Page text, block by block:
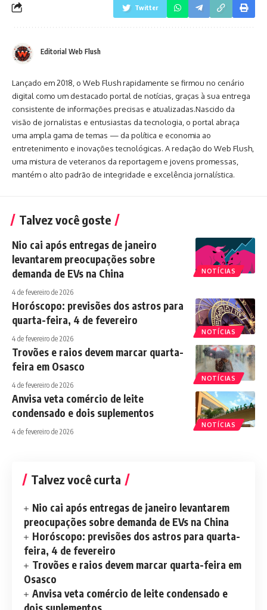
Twitter
Editorial Web Flush
Lançado em 2018, o Web Flush rapidamente se firmou no cenário
digital como um destacado portal de notícias, graças à sua entrega
consistente de informações precisas e atualizadas.Nascido da
visão de jornalistas e entusiastas da tecnologia, o portal abraça
uma ampla gama de temas — da política e economia ao
entretenimento e inovações tecnológicas. A redação do Web Flush,
uma mistura de veteranos da reportagem e jovens promessas,
mantém o alto padrão de integridade e excelência jornalística.
Talvez você goste
NOTÍCIAS
Nio cai após entregas de janeiro
levantarem preocupações sobre
demanda de EVs na China
4 de fevereiro de 2026
NOTÍCIAS
Horóscopo: previsões dos astros para
quarta-feira, 4 de fevereiro
4 de fevereiro de 2026
NOTÍCIAS
Trovões e raios devem marcar quarta-
feira em Osasco
4 de fevereiro de 2026
NOTÍCIAS
Anvisa veta comércio de leite
condensado e dois suplementos
4 de fevereiro de 2026
Talvez você curta
Nio cai após entregas de janeiro levantarem
preocupações sobre demanda de EVs na China
Horóscopo: previsões dos astros para quarta-
feira, 4 de fevereiro
Trovões e raios devem marcar quarta-feira em
Osasco
Anvisa veta comércio de leite condensado e
dois suplementos